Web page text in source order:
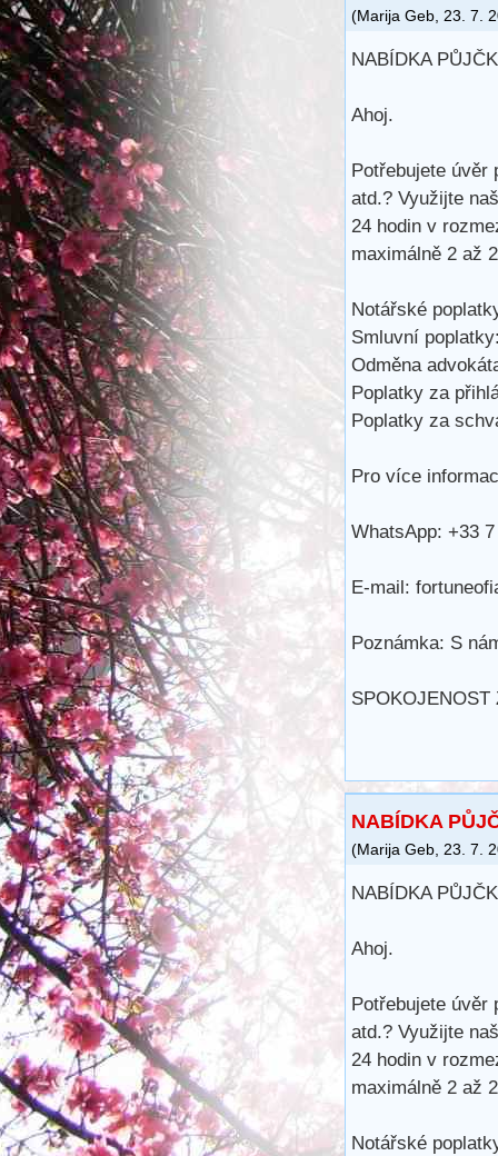
(Marija Geb 23. 7.
NABÍDKA
Ahoj.
Potřebujete úvěr
atd.? Využijte
24 hodin v
maximálně 2 až
Notářské
Smluvní
Odměna
Poplatky za
Poplatky za
Pro více
WhatsApp: +33
E-mail:
Poznámka: S
NABÍDKA
(Marija Geb 23. 7.
NABÍDKA
Ahoj.
Potřebujete úvěr
atd.? Využijte
24 hodin v
maximálně 2 až
Notářské